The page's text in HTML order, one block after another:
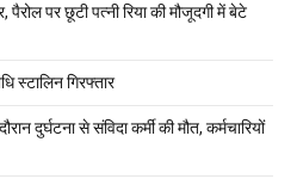
पर छूटी पत्नी रिया की मौजूदगी में बेटे
स्टालिन गिरफ्तार
दुर्घटना से संविदा कर्मी की मौत, कर्मचारियों